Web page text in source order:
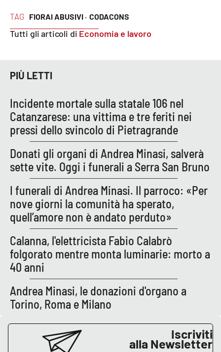
Le perfidie di Antonella Grippo
STREAMING
LaC TV
LaC Network
LaC OnAir
EDIZIONI
LOCALI
Catanzaro
Crotone
Vibo Valentia
Reggio Calabria
Lamezia Terme
TAG FIORAI ABUSIVI · CODACONS
Tutti gli articoli di Economia e lavoro
PIÙ LETTI
Incidente mortale sulla statale 106 nel
Catanzarese: una vittima e tre feriti nei
pressi dello svincolo di Pietragrande
Donati gli organi di Andrea Minasi, salverà
sette vite. Oggi i funerali a Serra San Bruno
I funerali di Andrea Minasi. Il parroco: «Per
nove giorni la comunità ha sperato,
quell’amore non è andato perduto»
Calanna, l'elettricista Fabio Calabrò
folgorato mentre monta luminarie: morto a
40 anni
Andrea Minasi, le donazioni d'organo a
Torino, Roma e Milano
Iscriviti
alla Newsletter